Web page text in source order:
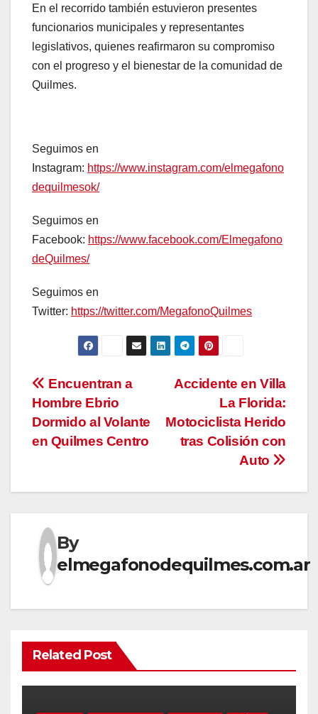
En el recorrido también estuvieron presentes
funcionarios municipales y representantes
legislativos, quienes reafirmaron su compromiso
con el progreso y el bienestar de la comunidad de
Quilmes.
Seguimos en
Instagram: https://www.instagram.com/elmegafono
dequilmesok/
Seguimos en
Facebook: https://www.facebook.com/Elmegafono
deQuilmes/
Seguimos en
Twitter: https://twitter.com/MegafonoQuilmes
Navegación
de
entradas
Accidente en Villa
La Florida:
Motociclista Herido
tras Colisión con
Auto
Encuentran a
Hombre Ebrio
Dormido al Volante
en Quilmes Centro
By
elmegafonodequilmes.com.ar
Related Post